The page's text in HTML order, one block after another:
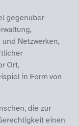
gegenüber
Netzwerken,
Ort,
in Form von
die zur
einen